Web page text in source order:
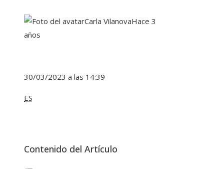
Carla VilanovaHace 3
años
30/03/2023 a las 14:39
ES
Contenido del Artículo